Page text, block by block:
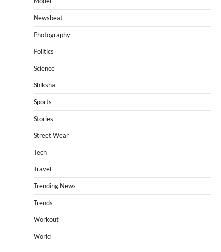
Newsbeat
Photography
Politics
Science
Shiksha
Sports
Stories
Street Wear
Tech
Travel
Trending News
Trends
Workout
World